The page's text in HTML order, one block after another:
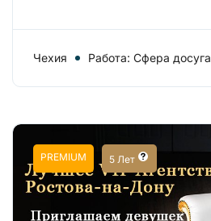
Чехия Работа: Сфера досуга
PREMIUM 5 Лет